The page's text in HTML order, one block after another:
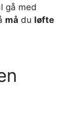
gå med
må du løfte